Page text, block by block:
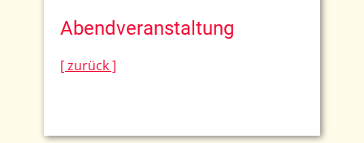
Abendveranstaltung
[ zurück ]